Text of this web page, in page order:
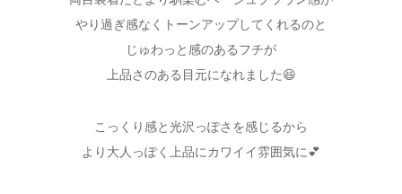
やり過ぎ感なくトーンアップしてくれるのと
じゅわっと感のあるフチが
上品さのある目元になれました😆
こっくり感と光沢っぽさを感じるから
より大人っぽく上品にカワイイ雰囲気に💕